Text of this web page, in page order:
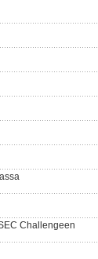
Challengeen